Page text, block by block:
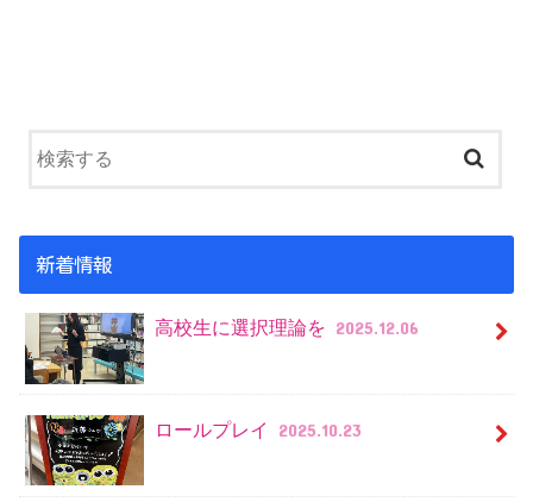
新着情報
高校生に選択理論を 2025.12.06
ロールプレイ 2025.10.23